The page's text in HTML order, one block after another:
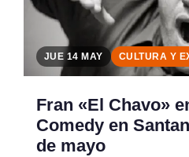
JUE 14 MAY CULTURA Y
Fran «El Chavo»
Comedy en
de mayo